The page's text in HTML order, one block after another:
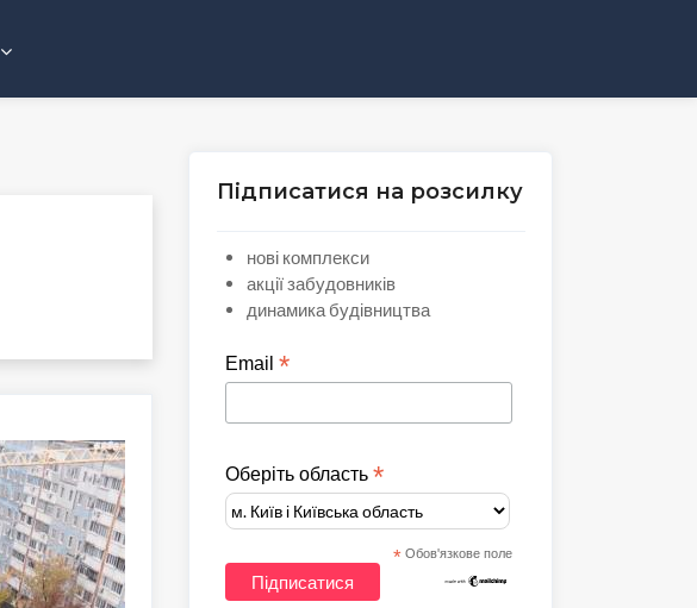
Підписатися на розсилку
нові комплекси
акції забудовників
динамика будівництва
Email*
Оберіть область*
* Обов'язкове поле